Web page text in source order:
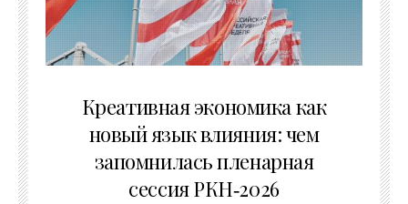
Креативная экономика как
новый язык влияния: чем
запомнилась пленарная
сессия РКН‑2026